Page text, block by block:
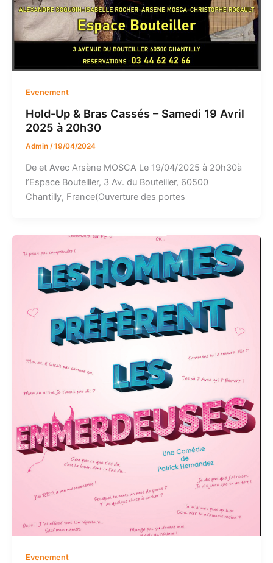
Evenement
Hold-Up & Bras Cassés – Samedi 19 Avril
2025 à 20h30
Admin /19/04/2024
De et Avec Arsène MOSCA Le 19/04/2025 à 20h30à
l’Espace Bouteiller, 3 Av. du Bouteiller, 60500
Chantilly, France(Ouverture des portes
Evenement